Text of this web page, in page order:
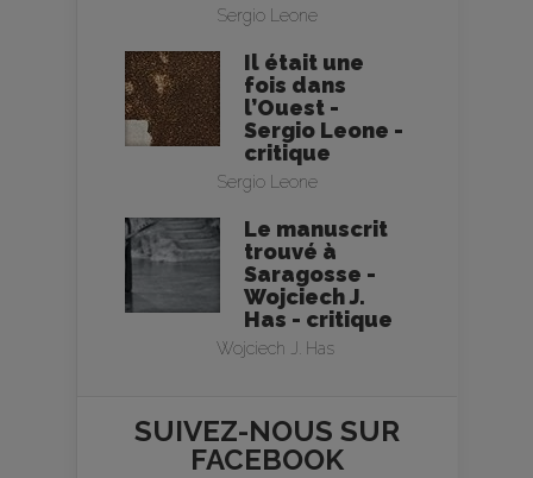
Sergio Leone
Il était une
fois dans
l’Ouest -
Sergio Leone -
critique
Sergio Leone
Le manuscrit
trouvé à
Saragosse -
Wojciech J.
Has - critique
Wojciech J. Has
SUIVEZ-NOUS SUR
FACEBOOK